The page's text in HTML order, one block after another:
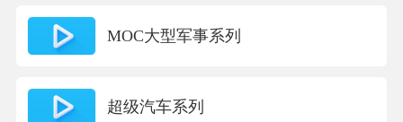
MOC大型军事系列
超级汽车系列